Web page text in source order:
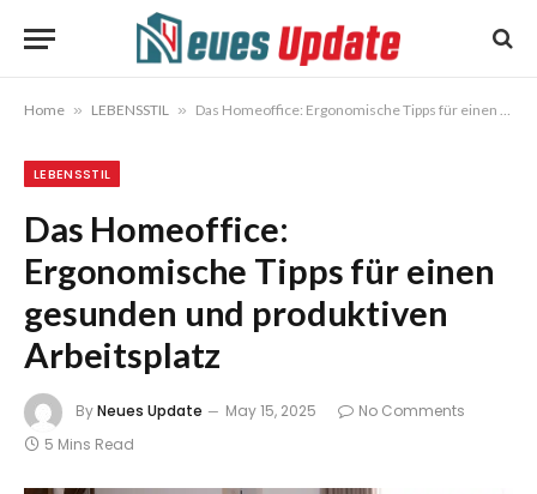
Home » LEBENSSTIL » Das Homeoffice: Ergonomische Tipps für einen gesunden und produktiven Arbeitsplatz
LEBENSSTIL
Das Homeoffice:
Ergonomische Tipps für einen
gesunden und produktiven
Arbeitsplatz
ByNeues Update May 15, 2025
No Comments
5 Mins Read